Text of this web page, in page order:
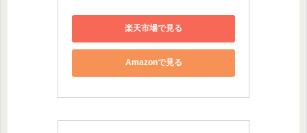
楽天市場で見る
Amazonで見る